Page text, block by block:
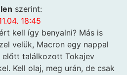
szerint:
18:45
kell így benyalni? Más is
velük, Macron egy nappal
előtt találkozott Tokajev
Kell olaj, meg urán, de csak